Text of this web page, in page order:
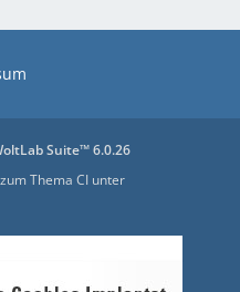
Suite™ 6.0.26
Thema CI unter